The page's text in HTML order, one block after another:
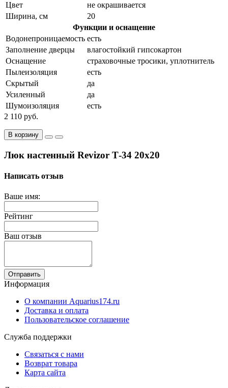
Цвет
не окрашивается
Ширина, см
20
Функции и оснащение
Водонепроницаемость есть
Заполнение дверцы
влагостойкий гипсокартон
Оснащение
страховочные тросики, уплотнитель
Пылеизоляция
есть
Скрытый
да
Усиленный
да
Шумоизоляция
есть
2 110 руб.
В корзину
Люк настенный Revizor Т-34 20x20
Написать отзыв
Ваше имя:
Рейтинг
Ваш отзыв
Отправить
Информация
О компании Aquarius174.ru
Доставка и оплата
Пользовательское соглашение
Служба поддержки
Связаться с нами
Возврат товара
Карта сайта